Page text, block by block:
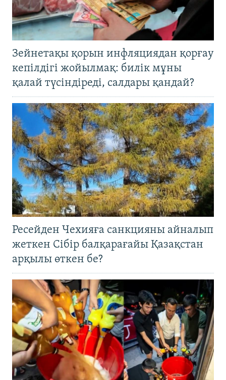
Зейнетақы қорын инфляциядан қорғау
кепілдігі жойылмақ: билік мұны
қалай түсіндіреді, салдары қандай?
Ресейден Чехияға санкцияны айналып
жеткен Сібір балқарағайы Қазақстан
арқылы өткен бе?